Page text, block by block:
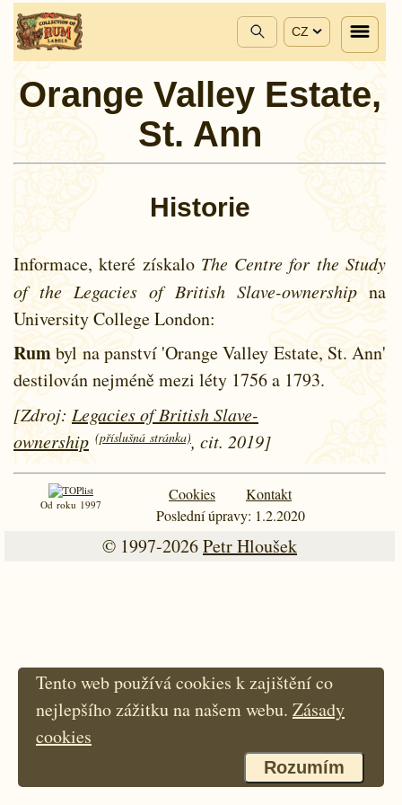
CZ
Orange Valley Estate,
St. Ann
Historie
Informace, které získalo The Centre for the Study
of the Legacies of British Slave-ownership na
University College London:
Rumbyl na panství 'Orange Valley Estate, St. Ann'
destilován nejméně mezi léty 1756 a 1793.
[Zdroj: Legacies of British Slave-
ownership (příslušná stránka), cit. 2019]
Od roku 1997
Cookies
Kontakt
Poslední úpravy: 1.2.2020
© 1997-2026Petr Hloušek
Tento web používá cookies k zajištění co
nejlepšího zážitku na našem webu. Zásady
cookies
Rozumím